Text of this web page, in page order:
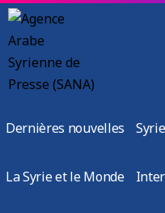
Dernières nouvelles Syrie
La Syrie et le Monde